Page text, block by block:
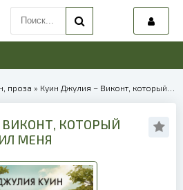
проза » Куин Джулия – Виконт, который любил меня | 40056
ВИКОНТ, КОТОРЫЙ
МЕНЯ